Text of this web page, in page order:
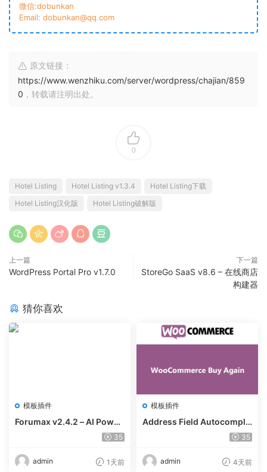
微信:dobunkan
Email: dobunkan@qq.com
原文链接：
https://www.wenzhiku.com/server/wordpress/chajian/859
0 ，转载请注明出处。
0
Hotel Listing Hotel Listing v1.3.4
Hotel Listing下载
Hotel Listing汉化版
Hotel Listing破解版
上一篇
WordPress Portal Pro v1.7.0
下一篇
StoreGo SaaS v8.6 – 在线商店
构建器
猜你喜欢
模板插件
Forumax v2.4.2 – AI Power
ed Advanced Community F
35
admin 1天前
模板插件
Address Field Autocomple
te For WooCommerce v1.3.
35
admin 4天前